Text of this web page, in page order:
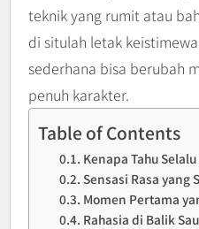
teknik yang rumit atau
di situlah letak
sederhana bisa berubah
penuh karakter.
Table of Contents
Kenapa Tahu
Sensasi Rasa yang
Momen Pertama
Rahasia di Balik